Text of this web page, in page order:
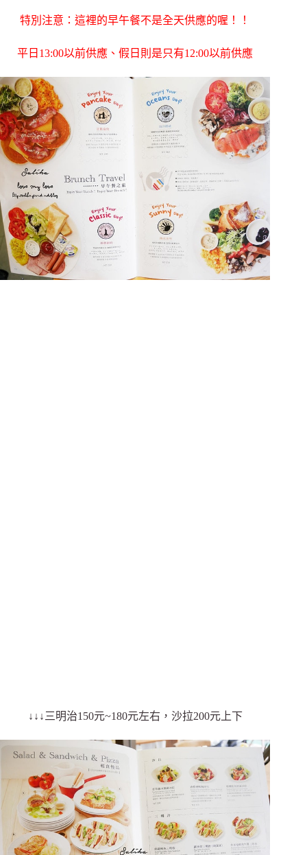
特別注意：這裡的早午餐不是全天供應的喔！！
平日13:00以前供應、假日則是只有12:00以前供應
↓↓↓三明治150元~180元左右，沙拉200元上下